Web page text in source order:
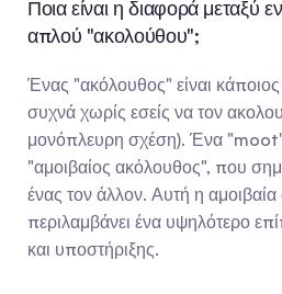
Ποια είναι η διαφορά μεταξύ
απλού "ακολούθου";
Ένας "ακόλουθος" είναι
συχνά χωρίς εσείς να τον
μονόπλευρη σχέση). Ένα
"αμοιβαίος ακόλουθος", που
ένας τον άλλον. Αυτή η
περιλαμβάνει ένα υψηλότερο
και υποστήριξης.